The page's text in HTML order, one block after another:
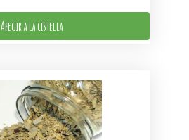
Afegir a la cistella